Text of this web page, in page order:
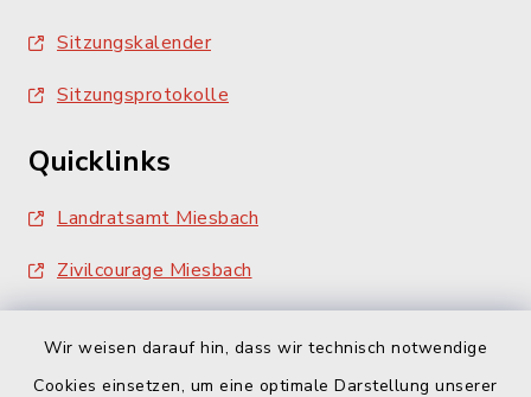
Wir weisen darauf hin, dass wir technisch notwendige
Cookies einsetzen, um eine optimale Darstellung unserer
Sitzungskalender
Sitzungsprotokolle
Quicklinks
Landratsamt Miesbach
Zivilcourage Miesbach